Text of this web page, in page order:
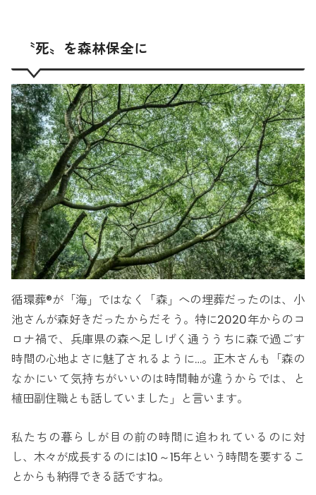
〝死〟を森林保全に
循環葬®が「海」ではなく「森」への埋葬だったのは、小
池さんが森好きだったからだそう。特に2020年からのコ
ロナ禍で、兵庫県の森へ足しげく通ううちに森で過ごす
時間の心地よさに魅了されるように…。正木さんも「森の
なかにいて気持ちがいいのは時間軸が違うからでは、と
植田副住職とも話していました」と言います。
私たちの暮らしが目の前の時間に追われているのに対
し、木々が成長するのには10～15年という時間を要するこ
とからも納得できる話ですね。